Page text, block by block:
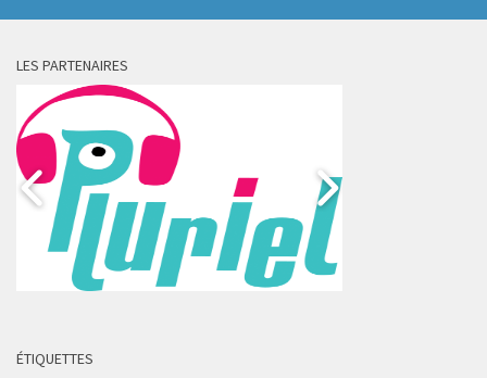
LES PARTENAIRES
ÉTIQUETTES